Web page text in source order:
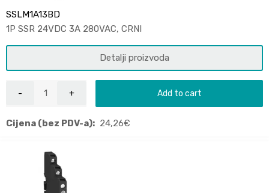
SSLM1A13BD
1P SSR 24VDC 3A 280VAC, CRNI
Detalji proizvoda
Add to cart
Cijena (bez PDV-a): 24,26€